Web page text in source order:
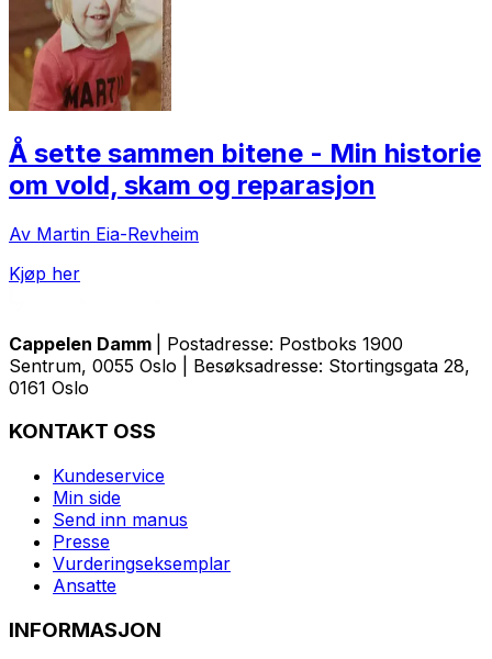
Å sette sammen bitene - Min historie
om vold, skam og reparasjon
Av Martin Eia-Revheim
Kjøp her
Cappelen Damm
| Postadresse: Postboks 1900
Sentrum, 0055 Oslo | Besøksadresse: Stortingsgata 28,
0161 Oslo
KONTAKT OSS
Kundeservice
Min side
Send inn manus
Presse
Vurderingseksemplar
Ansatte
INFORMASJON